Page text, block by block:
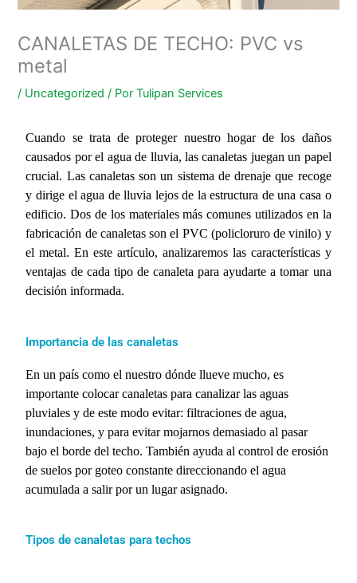
CANALETAS DE TECHO: PVC vs
metal
/ Uncategorized / PorTulipan Services
Cuando se trata de proteger nuestro hogar de los daños
causados por el agua de lluvia, las canaletas juegan un papel
crucial. Las canaletas son un sistema de drenaje que recoge
y dirige el agua de lluvia lejos de la estructura de una casa o
edificio. Dos de los materiales más comunes utilizados en la
fabricación de canaletas son el PVC (policloruro de vinilo) y
el metal. En este artículo, analizaremos las características y
ventajas de cada tipo de canaleta para ayudarte a tomar una
decisión informada.
Importancia de las canaletas
En un país como el nuestro dónde llueve mucho, es
importante colocar canaletas para canalizar las aguas
pluviales y de este modo evitar: filtraciones de agua,
inundaciones, y para evitar mojarnos demasiado al pasar
bajo el borde del techo. También ayuda al control de erosión
de suelos por goteo constante direccionando el agua
acumulada a salir por un lugar asignado.
Tipos de canaletas para techos